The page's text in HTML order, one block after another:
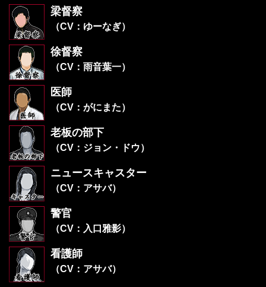
梁督察
（CV：ゆーなぎ）
徐督察
（CV：雨音葉一）
医師
（CV：がにまた）
老板の部下
（CV：ジョン・ドウ）
ニュースキャスター
（CV：アサバ）
警官
（CV：入口雅影）
看護師
（CV：アサバ）